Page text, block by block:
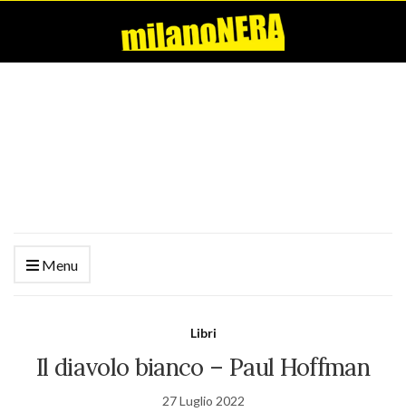
Menu
Libri
Il diavolo bianco – Paul Hoffman
27 Luglio 2022